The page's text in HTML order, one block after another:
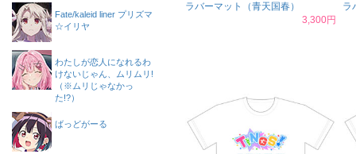
ラバーマット（青天国春）
3,300円
ラ
Fate/kaleid liner プリズマ
☆イリヤ
わたしが恋人になれるわ
けないじゃん、ムリムリ!
（※ムリじゃなかっ
た!?）
ばっどがーる